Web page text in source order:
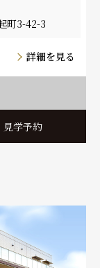
町3-42-3
詳細を見る
見学予約